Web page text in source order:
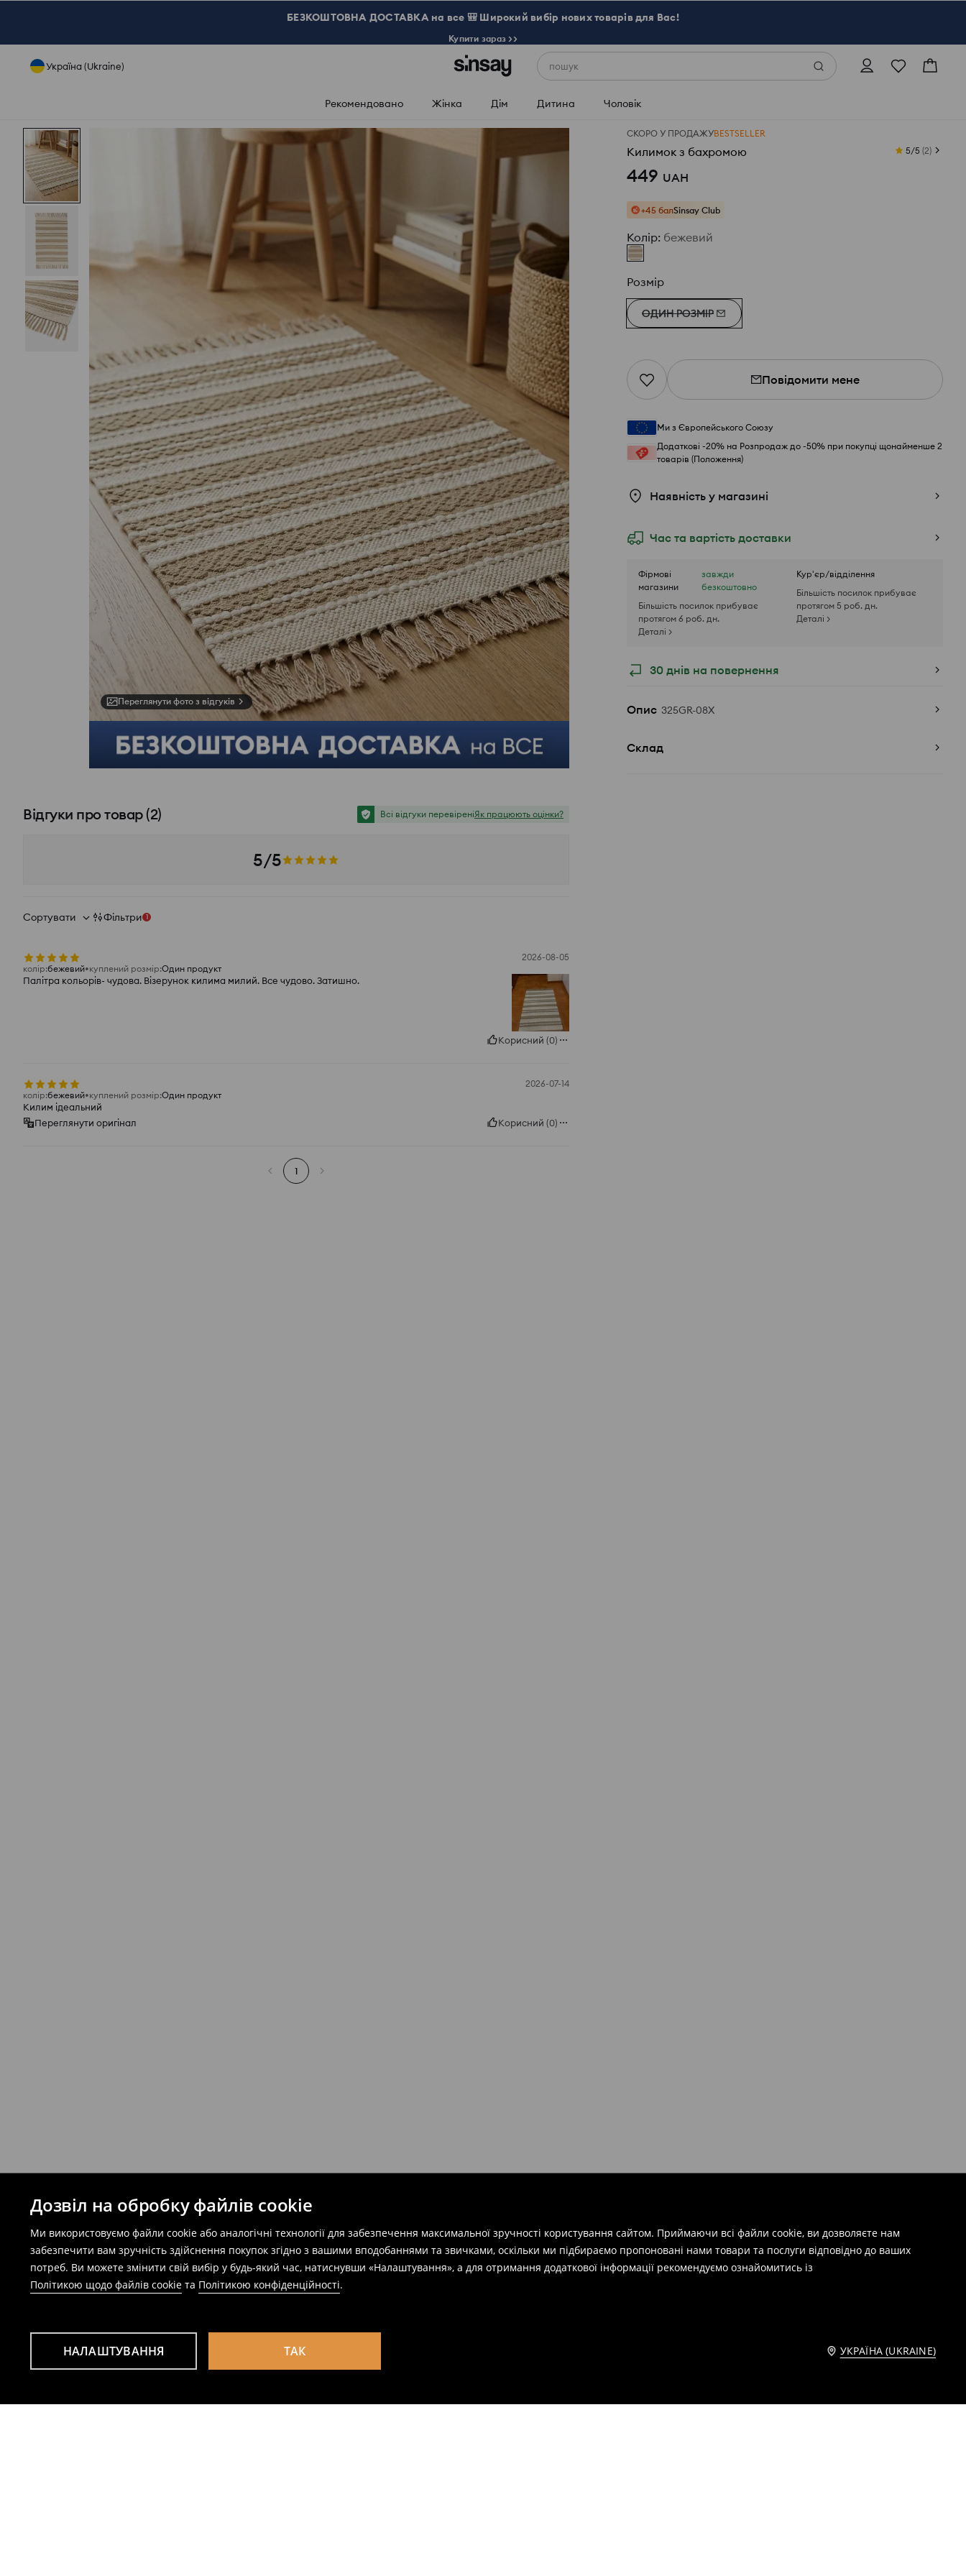
Дозвіл на обробку файлів cookie
Ми використовуємо файли cookie або аналогічні технології для забезпечення максимальної зручності користування сайтом. Приймаючи всі файли cookie, ви дозволяєте нам
забезпечити вам зручність здійснення покупок згідно з вашими вподобаннями та звичками, оскільки ми підбираємо пропоновані нами товари та послуги відповідно до ваших
потреб. Ви можете змінити свій вибір у будь-який час, натиснувши «Налаштування», а для отримання додаткової інформації рекомендуємо ознайомитись із
Політикою щодо файлів cookie та Політикою конфіденційності.
НАЛАШТУВАННЯ ТАК УКРАЇНА (UKRAINE)
БЕЗКОШТОВНА ДОСТАВКА на все 🎒 Широкий вибір нових товарів для Вас!
Купити зараз >>
Україна (Ukraine) пошук
Рекомендовано Жінка Дім Дитина Чоловік
СКОРО У ПРОДАЖУBESTSELLER
Килимок з бахромою 5/5 (2)
449 UAH
+45 балSinsay Club
Колір: бежевий
Розмір
ОДИН РОЗМІР
Повідомити мене
Ми з Європейського Союзу
Додаткові -20% на Розпродаж до -50% при покупці щонайменше 2
товарів (Положення)
Наявність у магазині
Час та вартість доставки
Фірмові
магазини
завжди
безкоштовно
Більшість посилок прибуває
протягом 6 роб. дн.
Деталі >
Кур'єр/відділення
Більшість посилок прибуває
протягом 5 роб. дн.
Деталі >
30 днів на повернення
Опис 325GR-08X
Склад
Переглянути фото з відгуків
Відгуки про товар(2) Всі відгуки перевіреніЯк працюють оцінки?
5/5
Сортувати Фільтри 1
2026-08-05
колір:бежевий куплений розмір:Один продукт
Палітра кольорів- чудова. Візерунок килима милий. Все чудово. Затишно.
Корисний (0)
2026-07-14
колір:бежевий куплений розмір:Один продукт
Килим ідеальний
Переглянути оригінал
Корисний (0)
1